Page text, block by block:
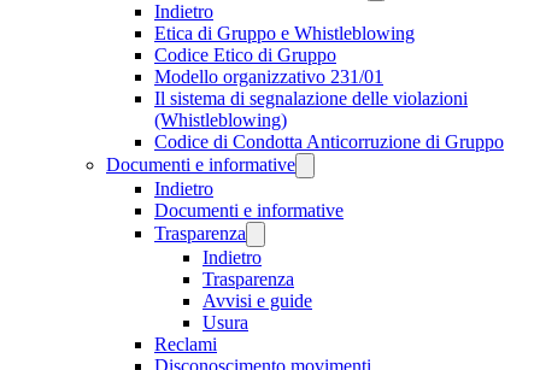
Indietro
Etica di Gruppo e Whistleblowing
Codice Etico di Gruppo
Modello organizzativo 231/01
Il sistema di segnalazione delle violazioni
(Whistleblowing)
Codice di Condotta Anticorruzione di Gruppo
Documenti e informative
Indietro
Documenti e informative
Trasparenza
Indietro
Trasparenza
Avvisi e guide
Usura
Reclami
Disconoscimento movimenti